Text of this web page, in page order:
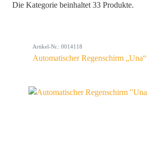
Farbe
Die Kategorie beinhaltet 33 Produkte.
Artikel-Nr.: 0014118
Automatischer Regenschirm „Una“